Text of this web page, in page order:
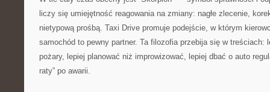
liczy się umiejętność reagowania na zmiany: nagłe zlecenie,
nietypową prośbą. Taxi Drive promuje podejście, w którym
samochód to pewny partner. Ta filozofia przebija się w treściach:
pożary, lepiej planować niż improwizować, lepiej dbać o auto
raty” po awarii.